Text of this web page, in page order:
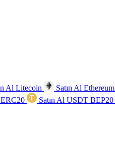
Al Litecoin Satın Al Ethereum
Satın Al USDT BEP20